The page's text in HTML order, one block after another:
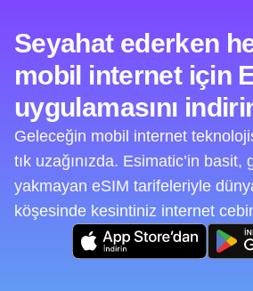
Seyahat ederken
mobil internet için
uygulamasını
Geleceğin mobil internet
tık uzağınızda. Esimatic’in basit,
yakmayan eSIM tarifeleriyle
köşesinde kesintiniz internet